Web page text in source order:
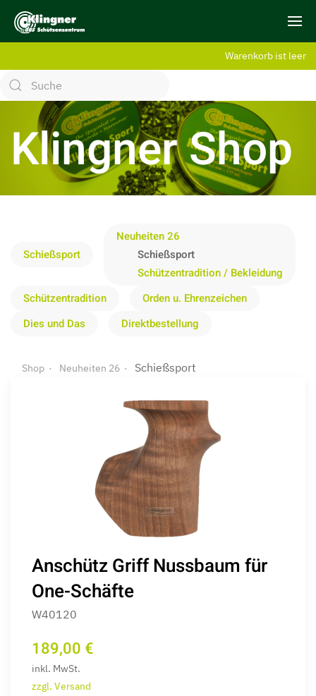
Warenkorb ist leer
Klingner Shop
Schießsport
Neuheiten 26
Schießsport
Schützentradition / Bekleidung
Schützentradition
Orden u. Ehrenzeichen
Dies und Das
Direktbestellung
Shop Neuheiten 26 Schießsport
Anschütz Griff Nussbaum für
One-Schäfte
W40120
189,00 €
inkl. MwSt.
zzgl. Versand